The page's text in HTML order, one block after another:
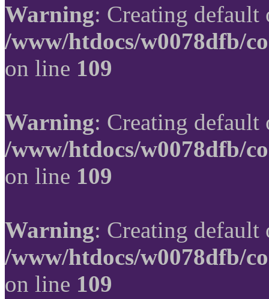
Warning: Creating
/www/htdocs/w0078dfb/
on line 109
Warning: Creating
/www/htdocs/w0078dfb/
on line 109
Warning: Creating
/www/htdocs/w0078dfb/
on line 109